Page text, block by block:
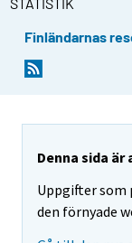
Finländarnas
Denna sida är
Uppgifter som
den förnyade